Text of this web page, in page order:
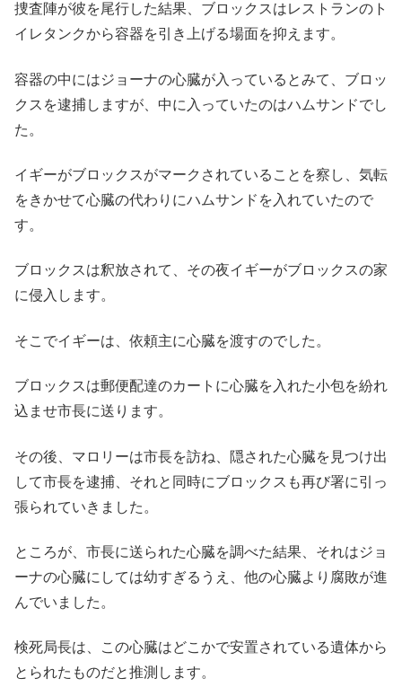
捜査陣が彼を尾行した結果、ブロックスはレストランのト
イレタンクから容器を引き上げる場面を抑えます。
容器の中にはジョーナの心臓が入っているとみて、ブロッ
クスを逮捕しますが、中に入っていたのはハムサンドでし
た。
イギーがブロックスがマークされていることを察し、気転
をきかせて心臓の代わりにハムサンドを入れていたので
す。
ブロックスは釈放されて、その夜イギーがブロックスの家
に侵入します。
そこでイギーは、依頼主に心臓を渡すのでした。
ブロックスは郵便配達のカートに心臓を入れた小包を紛れ
込ませ市長に送ります。
その後、マロリーは市長を訪ね、隠された心臓を見つけ出
して市長を逮捕、それと同時にブロックスも再び署に引っ
張られていきました。
ところが、市長に送られた心臓を調べた結果、それはジョ
ーナの心臓にしては幼すぎるうえ、他の心臓より腐敗が進
んでいました。
検死局長は、この心臓はどこかで安置されている遺体から
とられたものだと推測します。